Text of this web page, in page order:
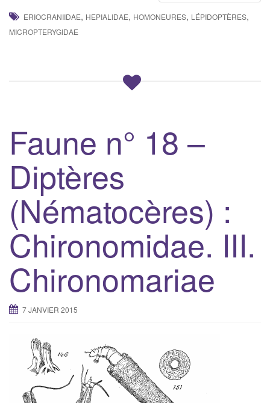
ERIOCRANIIDAE, HEPIALIDAE, HOMONEURES, LÉPIDOPTÈRES,
MICROPTERYGIDAE
Faune n° 18 –
Diptères
(Nématocères) :
Chironomidae. III.
Chironomariae
7 JANVIER 2015